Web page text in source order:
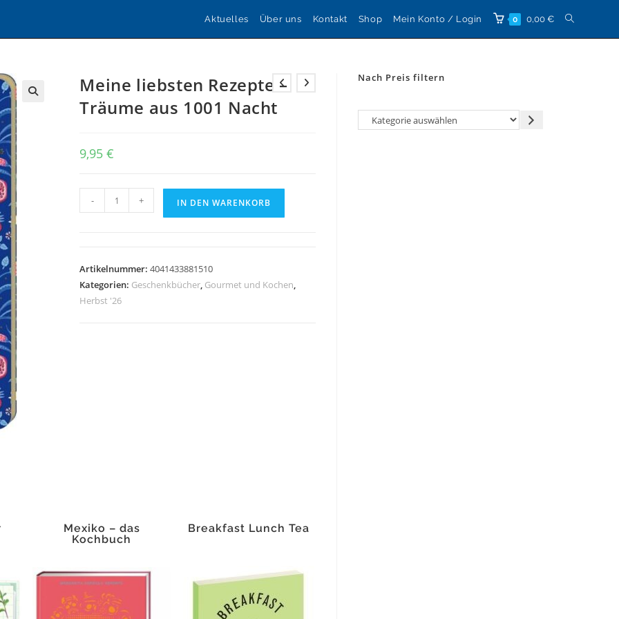
Aktuelles Über uns Kontakt Shop Mein Konto / Login 0 0,00 € Website-
Meine liebsten Rezepte –
Träume aus 1001 Nacht
9,95€
liebsten
Träume
aus
1001
- + IN DEN WARENKORB
Artikelnummer:4041433881510
Kategorien: Geschenkbücher, Gourmet und Kochen,
Herbst '26
Mexiko – das
Kochbuch
Breakfast Lunch Tea
Nach Preis filtern
Kategorie